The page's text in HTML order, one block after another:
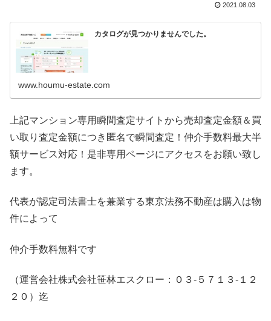
2021.08.03
カタログが見つかりませんでした。
www.houmu-estate.com
上記マンション専用瞬間査定サイトから売却査定金額＆買
い取り査定金額につき匿名で瞬間査定！仲介手数料最大半
額サービス対応！是非専用ページにアクセスをお願い致し
ます。
代表が認定司法書士を兼業する東京法務不動産は購入は物
件によって
仲介手数料無料です
（運営会社株式会社笹林エスクロー：０３-５７１３-１２
２０）迄